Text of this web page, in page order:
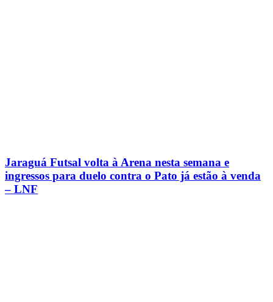
Jaraguá Futsal volta à Arena nesta semana e
ingressos para duelo contra o Pato já estão à venda
– LNF